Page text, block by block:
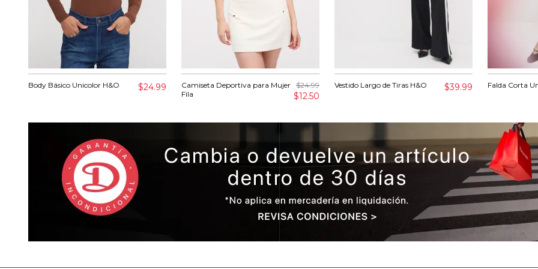
Body Básico Unicolor H&O $24.99
Camiseta Deportiva para Mujer
Fila
$24.99
$12.50
Vestido Largo de Tiras H&O $39.99 Falda Corta